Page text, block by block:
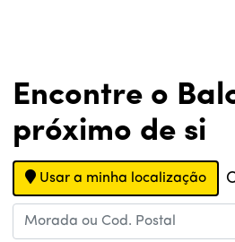
Encontre o
próximo de si
Usar a minha localização